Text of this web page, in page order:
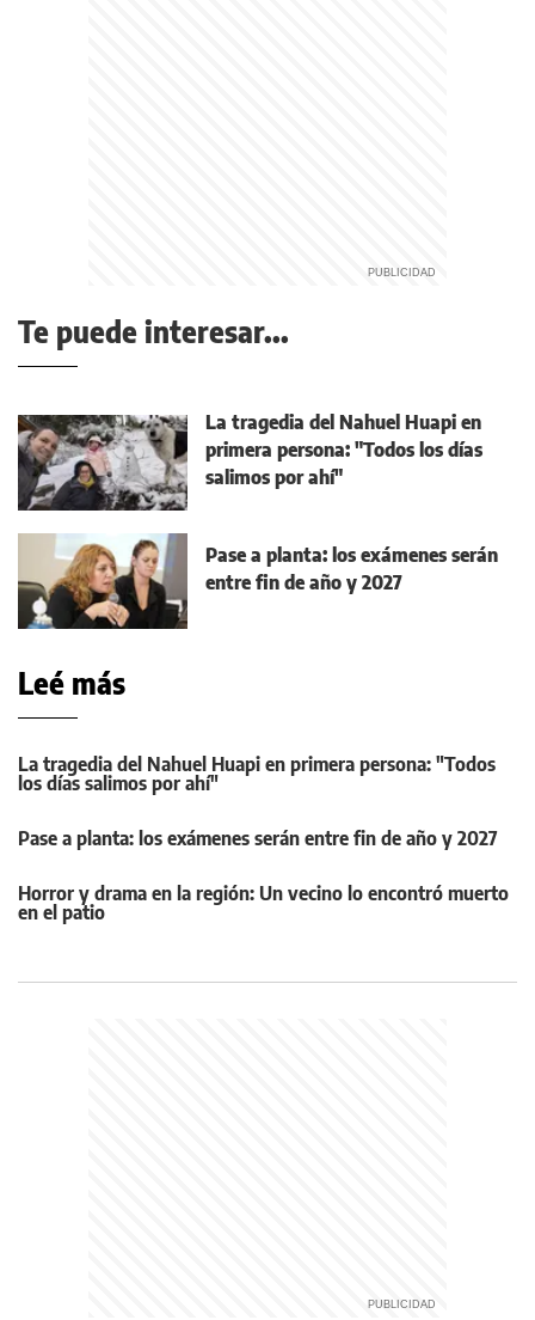
Te puede interesar...
La tragedia del Nahuel Huapi en
primera persona: "Todos los días
salimos por ahí"
Pase a planta: los exámenes serán
entre fin de año y 2027
Leé más
La tragedia del Nahuel Huapi en primera persona: "Todos
los días salimos por ahí"
Pase a planta: los exámenes serán entre fin de año y 2027
Horror y drama en la región: Un vecino lo encontró muerto
en el patio